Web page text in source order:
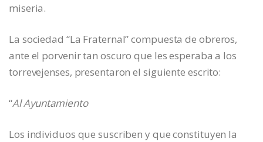
miseria.
La sociedad “La Fraternal” compuesta de obreros,
ante el porvenir tan oscuro que les esperaba a los
torrevejenses, presentaron el siguiente escrito:
“Al Ayuntamiento
Los individuos que suscriben y que constituyen la